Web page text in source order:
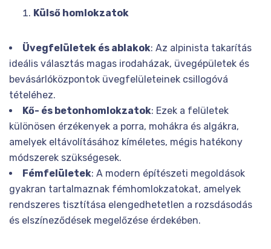
Külső homlokzatok
Üvegfelületek és ablakok: Az alpinista takarítás
ideális választás magas irodaházak, üvegépületek és
bevásárlóközpontok üvegfelületeinek csillogóvá
tételéhez.
Kő- és betonhomlokzatok: Ezek a felületek
különösen érzékenyek a porra, mohákra és algákra,
amelyek eltávolításához kíméletes, mégis hatékony
módszerek szükségesek.
Fémfelületek: A modern építészeti megoldások
gyakran tartalmaznak fémhomlokzatokat, amelyek
rendszeres tisztítása elengedhetetlen a rozsdásodás
és elszíneződések megelőzése érdekében.